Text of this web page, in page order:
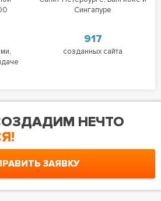
Сингапуре
917
созданных сайта
НЕЧТО
ЗАЯВКУ